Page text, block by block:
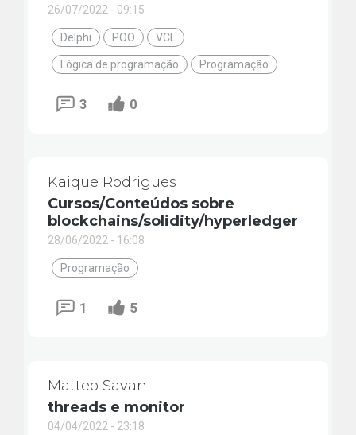
26/07/2022 - 09:15
Delphi POO VCL
Lógica de programação Programação
3 0
Kaique Rodrigues
Cursos/Conteúdos sobre
blockchains/solidity/hyperledger
28/06/2022 - 16:08
Programação
1 5
Matteo Savan
threads e monitor
04/04/2022 - 23:18